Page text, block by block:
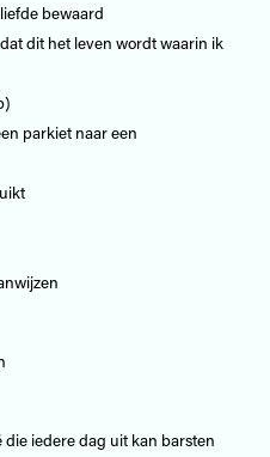
bewaard
dit het leven wordt waarin ik
parkiet naar een
iedere dag uit kan barsten